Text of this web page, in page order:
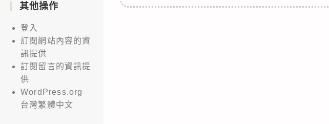
其他操作
登入
訂閱網站內容的資
訊提供
訂閱留言的資訊提
供
WordPress.org
台灣繁體中文